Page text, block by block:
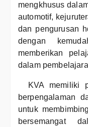
mengkhusus
automotif,
dan pengurusan
dengan
memberikan
dalam
KVA memiliki
berpengalaman
untuk
bersemangat